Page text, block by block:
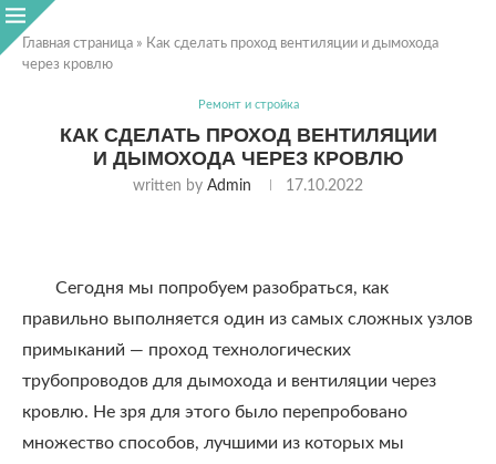
Главная страница » Как сделать проход вентиляции и дымохода
через кровлю
Ремонт и стройка
КАК СДЕЛАТЬ ПРОХОД ВЕНТИЛЯЦИИ
И ДЫМОХОДА ЧЕРЕЗ КРОВЛЮ
written by Admin 17.10.2022
Сегодня мы попробуем разобраться, как
правильно выполняется один из самых сложных узлов
примыканий — проход технологических
трубопроводов для дымохода и вентиляции через
кровлю. Не зря для этого было перепробовано
множество способов, лучшими из которых мы